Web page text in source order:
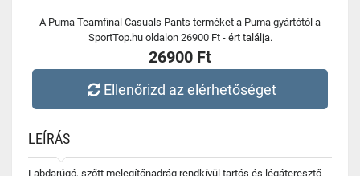
A Puma Teamfinal Casuals Pants terméket a Puma gyártótól a
SportTop.hu oldalon 26900 Ft - ért találja.
26900 Ft
Ellenőrizd az elérhetőséget
LEÍRÁS
Labdarúgó, szőtt melegítőnadrág rendkívül tartós és légáteresztő